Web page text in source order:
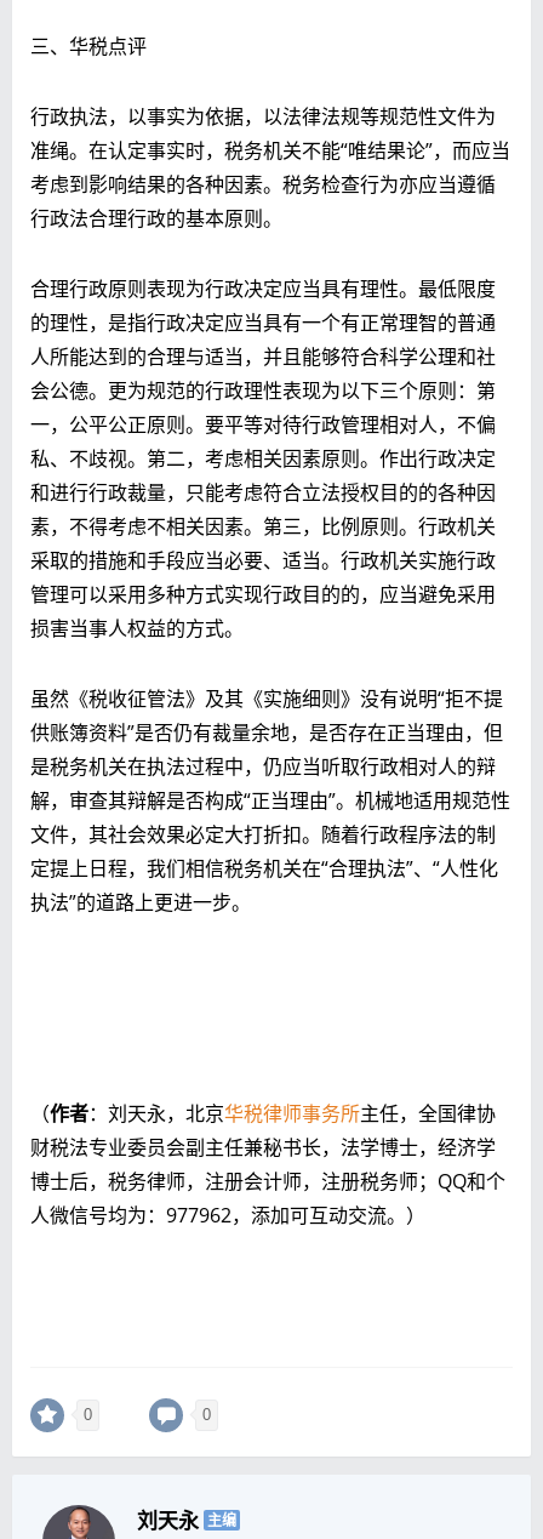
三、华税点评
行政执法，以事实为依据，以法律法规等规范性文件为
准绳。在认定事实时，税务机关不能“唯结果论”，而应当
考虑到影响结果的各种因素。税务检查行为亦应当遵循
行政法合理行政的基本原则。
合理行政原则表现为行政决定应当具有理性。最低限度
的理性，是指行政决定应当具有一个有正常理智的普通
人所能达到的合理与适当，并且能够符合科学公理和社
会公德。更为规范的行政理性表现为以下三个原则：第
一，公平公正原则。要平等对待行政管理相对人，不偏
私、不歧视。第二，考虑相关因素原则。作出行政决定
和进行行政裁量，只能考虑符合立法授权目的的各种因
素，不得考虑不相关因素。第三，比例原则。行政机关
采取的措施和手段应当必要、适当。行政机关实施行政
管理可以采用多种方式实现行政目的的，应当避免采用
损害当事人权益的方式。
虽然《税收征管法》及其《实施细则》没有说明“拒不提
供账簿资料”是否仍有裁量余地，是否存在正当理由，但
是税务机关在执法过程中，仍应当听取行政相对人的辩
解，审查其辩解是否构成“正当理由”。机械地适用规范性
文件，其社会效果必定大打折扣。随着行政程序法的制
定提上日程，我们相信税务机关在“合理执法”、“人性化
执法”的道路上更进一步。
（作者：刘天永，北京华税律师事务所主任，全国律协
财税法专业委员会副主任兼秘书长，法学博士，经济学
博士后，税务律师，注册会计师，注册税务师；QQ和个
人微信号均为：977962，添加可互动交流。）
0 0
刘天永 主编